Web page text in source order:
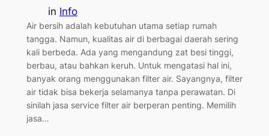
in Info
Air bersih adalah kebutuhan utama setiap rumah
tangga. Namun, kualitas air di berbagai daerah sering
kali berbeda. Ada yang mengandung zat besi tinggi,
berbau, atau bahkan keruh. Untuk mengatasi hal ini,
banyak orang menggunakan filter air. Sayangnya, filter
air tidak bisa bekerja selamanya tanpa perawatan. Di
sinilah jasa service filter air berperan penting. Memilih
jasa…